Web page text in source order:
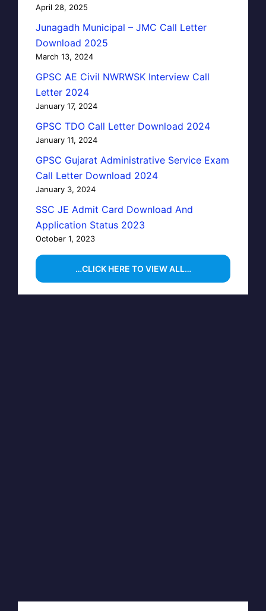
April 28, 2025
Junagadh Municipal – JMC Call Letter
Download 2025
March 13, 2024
GPSC AE Civil NWRWSK Interview Call
Letter 2024
January 17, 2024
GPSC TDO Call Letter Download 2024
January 11, 2024
GPSC Gujarat Administrative Service Exam
Call Letter Download 2024
January 3, 2024
SSC JE Admit Card Download And
Application Status 2023
October 1, 2023
…CLICK HERE TO VIEW ALL…